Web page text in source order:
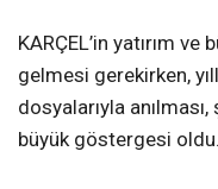
KARÇEL’in yatırım
gelmesi gerekirken,
dosyalarıyla
büyük göstergesi oldu.